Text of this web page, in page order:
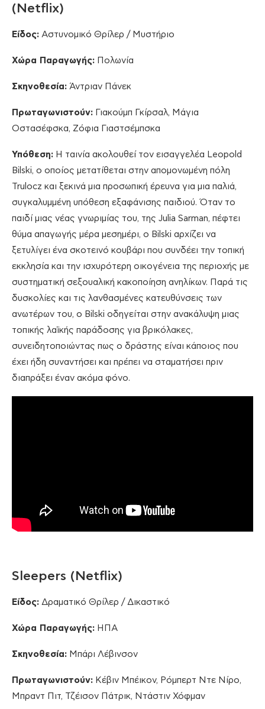
(Netflix)
Είδος: Αστυνομικό Θρίλερ / Μυστήριο
Χώρα Παραγωγής: Πολωνία
Σκηνοθεσία: Άντριαν Πάνεκ
Πρωταγωνιστούν: Γιακούμπ Γκίρσαλ, Μάγια
Οστασέφσκα, Ζόφια Γιαστσέμπσκα
Υπόθεση: Η ταινία ακολουθεί τον εισαγγελέα Leopold
Bilski, ο οποίος μετατίθεται στην απομονωμένη πόλη
Trulocz και ξεκινά μια προσωπική έρευνα για μια παλιά,
συγκαλυμμένη υπόθεση εξαφάνισης παιδιού. Όταν το
παιδί μιας νέας γνωριμίας του, της Julia Sarman, πέφτει
θύμα απαγωγής μέρα μεσημέρι, ο Bilski αρχίζει να
ξετυλίγει ένα σκοτεινό κουβάρι που συνδέει την τοπική
εκκλησία και την ισχυρότερη οικογένεια της περιοχής με
συστηματική σεξουαλική κακοποίηση ανηλίκων. Παρά τις
δυσκολίες και τις λανθασμένες κατευθύνσεις των
ανωτέρων του, ο Bilski οδηγείται στην ανακάλυψη μιας
τοπικής λαϊκής παράδοσης για βρικόλακες,
συνειδητοποιώντας πως ο δράστης είναι κάποιος που
έχει ήδη συναντήσει και πρέπει να σταματήσει πριν
διαπράξει έναν ακόμα φόνο.
Sleepers (Netflix)
Είδος: Δραματικό Θρίλερ / Δικαστικό
Χώρα Παραγωγής: ΗΠΑ
Σκηνοθεσία: Μπάρι Λέβινσον
Πρωταγωνιστούν: Κέβιν Μπέικον, Ρόμπερτ Ντε Νίρο,
Μπραντ Πιτ, Τζέισον Πάτρικ, Ντάστιν Χόφμαν